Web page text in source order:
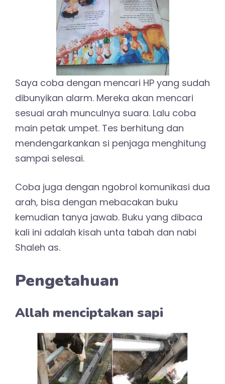
Saya coba dengan mencari HP yang sudah
dibunyikan alarm. Mereka akan mencari
sesuai arah munculnya suara. Lalu coba
main petak umpet. Tes berhitung dan
mendengarkankan si penjaga menghitung
sampai selesai.
Coba juga dengan ngobrol komunikasi dua
arah, bisa dengan mebacakan buku
kemudian tanya jawab. Buku yang dibaca
kali ini adalah kisah unta tabah dan nabi
Shaleh as.
Pengetahuan
Allah menciptakan sapi